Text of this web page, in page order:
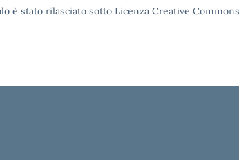
è stato rilasciato sotto Licenza Creative